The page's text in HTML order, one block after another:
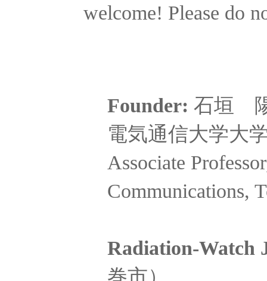
welcome! Please do
Founder: 石垣
電気通信大学大
Associate
Communications,
Radiation-Watch
巻市）